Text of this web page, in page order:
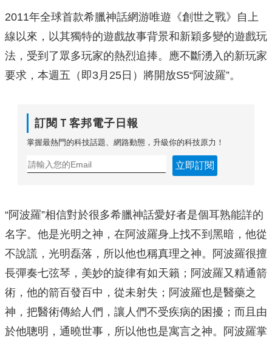
2011年全球首款希臘神話網游唯遊《創世之戰》自上
線以來，以其獨特的遊戲故事背景和新穎多變的遊戲玩
法，受到了眾多玩家的熱烈追捧。應不斷湧入的新玩家
要求，本週五（即3月25日）將開放S5“阿波羅”。
訂閱Ｔ客邦電子日報
掌握最熱門的科技話題、網路動態，升級你的科技原力！
立即訂閱
“阿波羅”相信對於很多希臘神話愛好者是個耳熟能詳的
名字。他是光明之神，在阿波羅身上找不到黑暗，他從
不說謊，光明磊落，所以他也稱真理之神。阿波羅很擅
長彈奏七弦琴，美妙的旋律有如天籟；阿波羅又精通箭
術，他的箭百發百中，從未射失；阿波羅也是醫藥之
神，把醫術傳給人們，讓人們不受疾病的困擾；而且由
於他聰明，通曉世事，所以他也是寓言之神。阿波羅掌